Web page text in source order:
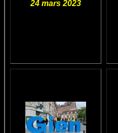
24 mars 2023